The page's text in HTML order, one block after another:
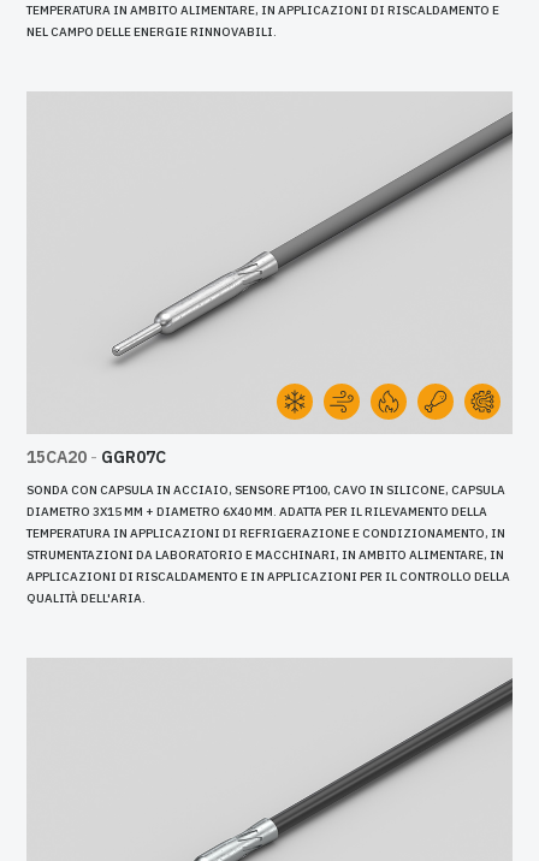
TEMPERATURA IN AMBITO ALIMENTARE, IN APPLICAZIONI DI RISCALDAMENTO E
NEL CAMPO DELLE ENERGIE RINNOVABILI.
15CA20 - GGR07C
SONDA CON CAPSULA IN ACCIAIO, SENSORE PT100, CAVO IN SILICONE, CAPSULA
DIAMETRO 3X15 MM + DIAMETRO 6X40 MM. ADATTA PER IL RILEVAMENTO DELLA
TEMPERATURA IN APPLICAZIONI DI REFRIGERAZIONE E CONDIZIONAMENTO, IN
STRUMENTAZIONI DA LABORATORIO E MACCHINARI, IN AMBITO ALIMENTARE, IN
APPLICAZIONI DI RISCALDAMENTO E IN APPLICAZIONI PER IL CONTROLLO DELLA
QUALITÀ DELL'ARIA.